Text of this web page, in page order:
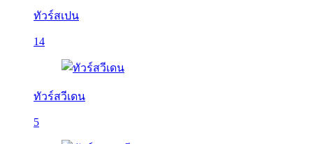
ทัวร์สเปน
14
ทัวร์สวีเดน
5